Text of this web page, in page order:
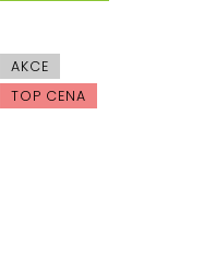
AKCE
TOP CENA